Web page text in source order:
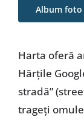
Special
Album foto
Harta oferă
Hărţile
stradă”
trageţi